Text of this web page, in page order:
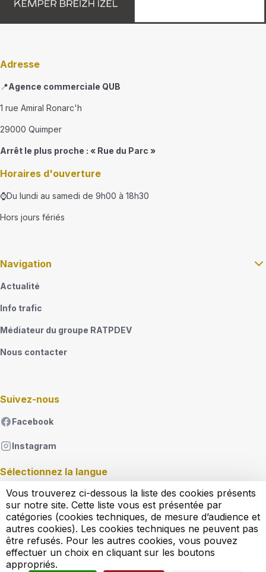
Adresse
📍Agence commerciale QUB
1 rue Amiral Ronarc'h
29000 Quimper
Arrêt le plus proche : « Rue du Parc »
Horaires d'ouverture
⌚Du lundi au samedi de 9h00 à 18h30
Hors jours fériés
Navigation
Actualité
Info trafic
Médiateur du groupe RATPDEV
Nous contacter
Suivez-nous
Facebook
Instagram
Sélectionnez la langue
French
Lister les actions supplémentaires
Règlement d'exploitation
Conditions générales de vente
Vous trouverez ci-dessous la liste des cookies présents
sur notre site. Cette liste vous est présentée par
catégories (cookies techniques, de mesure d’audience et
autres cookies). Les cookies techniques ne peuvent pas
être refusés. Pour les autres cookies, vous pouvez
effectuer un choix en cliquant sur les boutons
appropriés.